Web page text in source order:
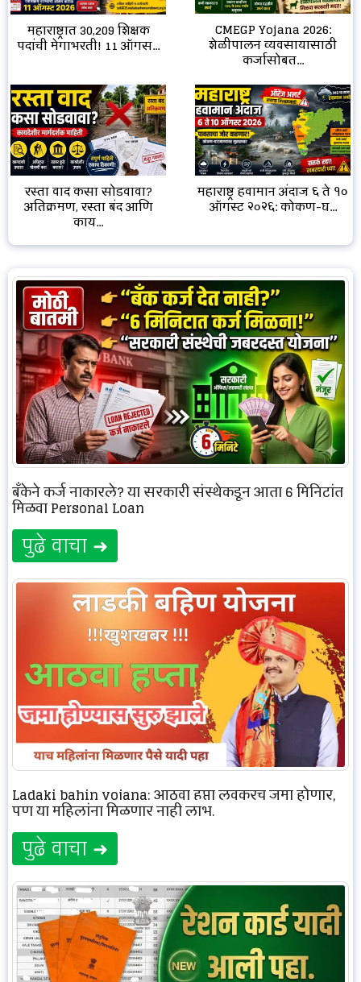
महाराष्ट्रात 30,209 शिक्षक
पदांची मेगाभरती! 11 ऑगस...
CMEGP Yojana 2026:
शेळीपालन व्यवसायासाठी
कर्जासोबत...
रस्ता वाद कसा सोडवावा?
अतिक्रमण, रस्ता बंद आणि
काय...
महाराष्ट्र हवामान अंदाज ६ ते १०
ऑगस्ट २०२६: कोकण-घ...
बँकेने कर्ज नाकारले? या सरकारी संस्थेकडून आता 6 मिनिटांत
मिळवा Personal Loan
पुढे वाचा ➜
Ladaki bahin yojana: आठवा हप्ता लवकरच जमा होणार,
पण या महिलांना मिळणार नाही लाभ.
पुढे वाचा ➜